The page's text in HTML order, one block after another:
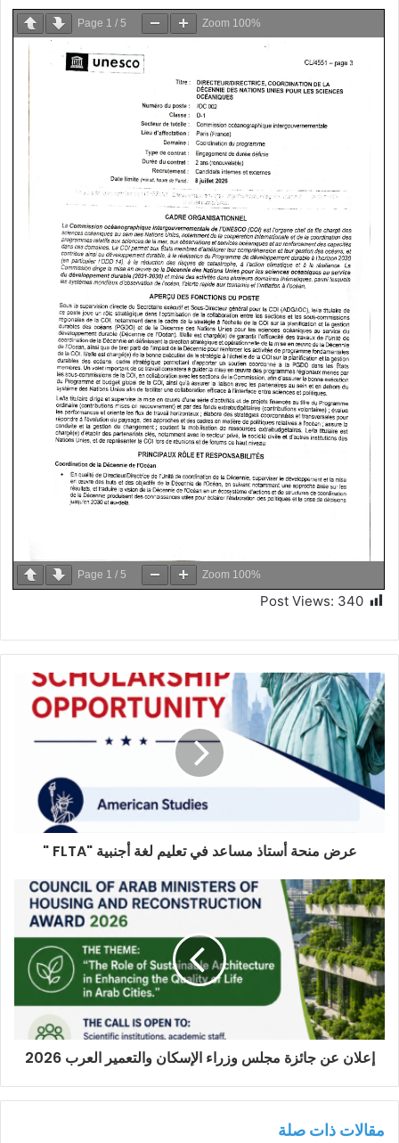
Page 1 / 5 Zoom 100%
Page 1 / 5 Zoom 100%
Post Views: 340
عرض منحة أستاذ مساعد في تعليم لغة أجنبية "FLTA "
إعلان عن جائزة مجلس وزراء الإسكان والتعمير العرب 2026
مقالات ذات صلة